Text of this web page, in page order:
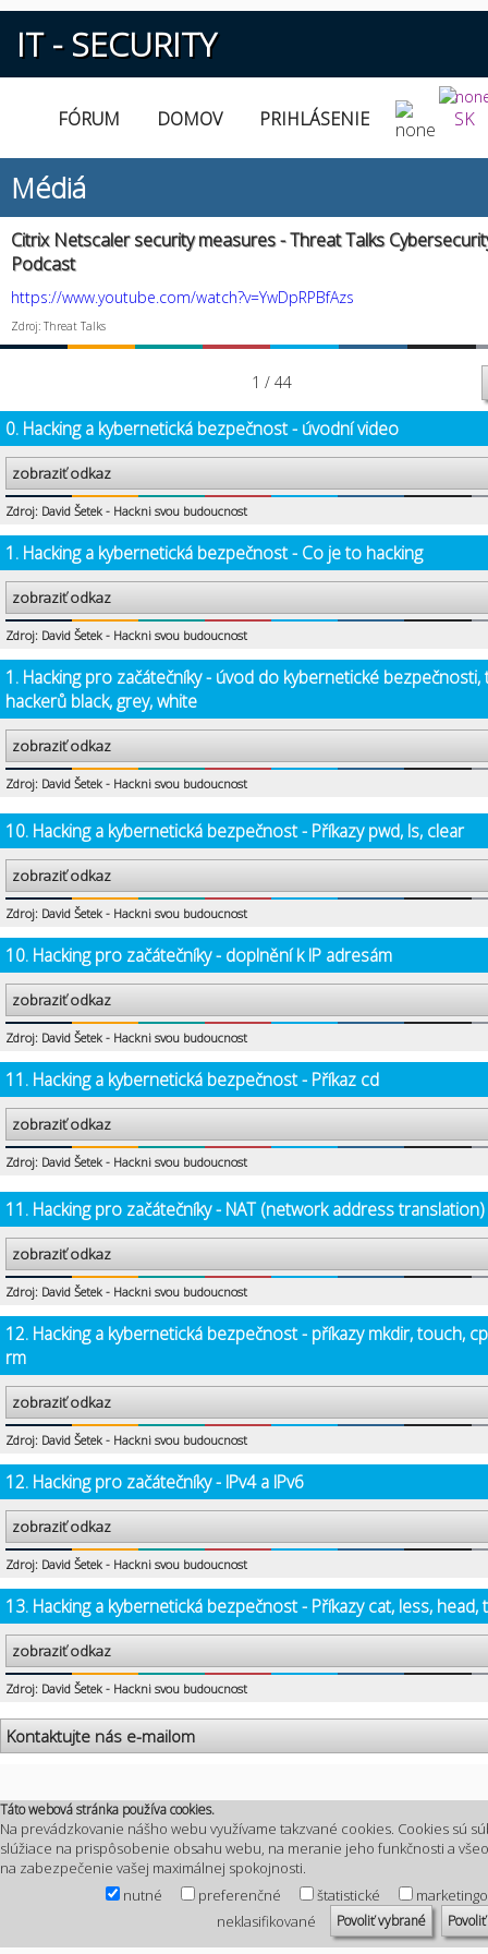
Táto webová stránka používa cookies.
Na prevádzkovanie nášho webu využívame takzvané cookies. Cookies sú
slúžiace na prispôsobenie obsahu webu, na meranie jeho funkčnosti a
na zabezpečenie vašej maximálnej spokojnosti.
nutné
preferenčné štatistické
neklasifikované
Povoliť vybrané
IT - SECURITY
FÓRUM DOMOV PRIHLÁSENIE SK
Médiá
Citrix Netscaler security measures - Threat Talks
Podcast
https://www.youtube.com/watch?v=YwDpRPBfAzs
Zdroj: Threat Talks
1 / 44
0. Hacking a kybernetická bezpečnost - úvodní video
zobraziť odkaz
Zdroj: David Šetek - Hackni svou budoucnost
1. Hacking a kybernetická bezpečnost - Co je to hacking
zobraziť odkaz
Zdroj: David Šetek - Hackni svou budoucnost
1. Hacking pro začátečníky - úvod do kybernetické bezpečnosti,
hackerů black, grey, white
zobraziť odkaz
Zdroj: David Šetek - Hackni svou budoucnost
10. Hacking a kybernetická bezpečnost - Příkazy pwd, ls, clear
zobraziť odkaz
Zdroj: David Šetek - Hackni svou budoucnost
10. Hacking pro začátečníky - doplnění k IP adresám
zobraziť odkaz
Zdroj: David Šetek - Hackni svou budoucnost
11. Hacking a kybernetická bezpečnost - Příkaz cd
zobraziť odkaz
Zdroj: David Šetek - Hackni svou budoucnost
11. Hacking pro začátečníky - NAT (network address translation)
zobraziť odkaz
Zdroj: David Šetek - Hackni svou budoucnost
12. Hacking a kybernetická bezpečnost - příkazy mkdir, touch,
rm
zobraziť odkaz
Zdroj: David Šetek - Hackni svou budoucnost
12. Hacking pro začátečníky - IPv4 a IPv6
zobraziť odkaz
Zdroj: David Šetek - Hackni svou budoucnost
13. Hacking a kybernetická bezpečnost - Příkazy cat, less, head,
zobraziť odkaz
Zdroj: David Šetek - Hackni svou budoucnost
Kontaktujte nás e-mailom